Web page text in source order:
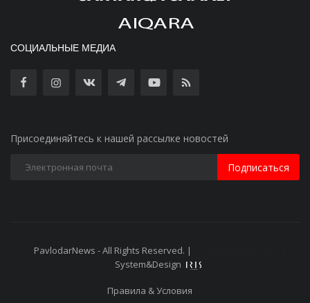
СОЦИАЛЬНЫЕ МЕДИА
Присоединяйтесь к нашей рассылке новостей
Подписаться
PavlodarNews - All Rights Reserved. |
System&Design
Правила & Условия